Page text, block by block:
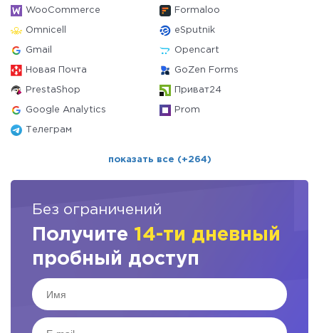
WooCommerce Formaloo
Omnicell eSputnik
Gmail Opencart
Новая Почта GoZen Forms
PrestaShop Приват24
Google Analytics Prom
Телеграм
показать все (+264)
Без ограничений
Получите 14-ти дневный
пробный доступ